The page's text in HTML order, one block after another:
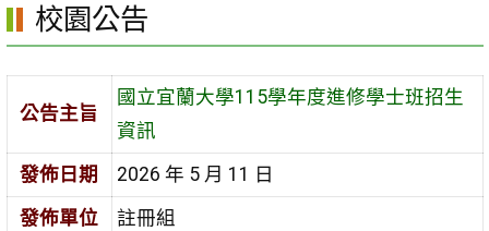
校園公告
公告主旨
國立宜蘭大學115學年度進修學士班招生
資訊
發佈日期
2026 年 5 月 11 日
發佈單位
註冊組